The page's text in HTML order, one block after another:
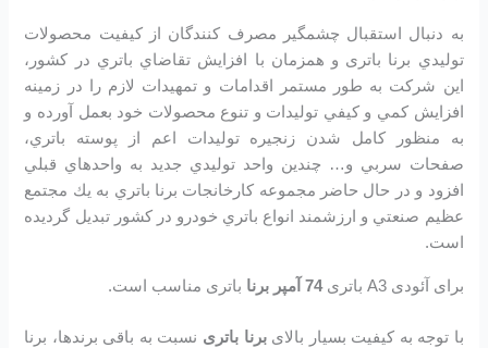
به دنبال استقبال چشمگير مصرف كنندگان از كيفيت محصولات
توليدي برنا باتری و همزمان با افزايش تقاضاي باتري در كشور،
اين شرکت به طور مستمر اقدامات و تمهيدات لازم را در زمينه
افزايش كمي و كيفي توليدات و تنوع محصولات خود بعمل آورده و
به منظور كامل شدن زنجيره توليدات اعم از پوسته باتري،
صفحات سربي و… چندين واحد توليدي جديد به واحدهاي قبلي
افزود و در حال حاضر مجموعه كارخانجات برنا باتري به يك مجتمع
عظيم صنعتي و ارزشمند انواع باتري خودرو در کشور تبديل گرديده
است.
برای آئودی A3 باتری 74 آمپر برنا باتری مناسب است.
با توجه به کیفیت بسیار بالایبرنا باتری نسبت به باقی برندها، برنا